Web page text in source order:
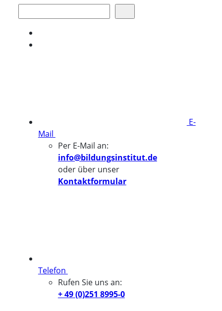
E-
Mail
Per E-Mail an:
info@bildungsinstitut.de
oder über unser
Kontaktformular
Telefon
Rufen Sie uns an:
+ 49 (0)251 8995-0